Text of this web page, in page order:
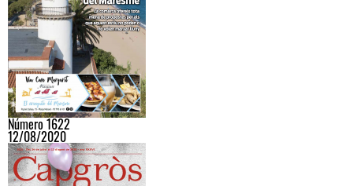
Número 1622
12/08/2020